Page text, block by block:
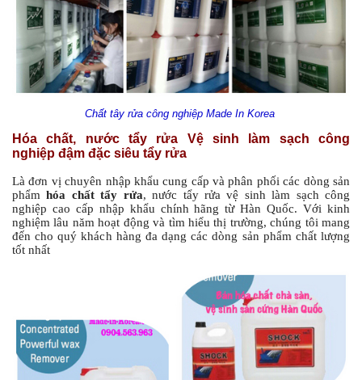
Chất tây rửa công nghiệp Made In Korea
Hóa chất, nước tẩy rửa Vệ sinh làm sạch công
nghiệp đậm đặc siêu tẩy rửa
Là đơn vị chuyên nhập khẩu cung cấp và phân phối các dòng sản
phẩmhóa chất tẩy rửa, nước tẩy rửa vệ sinh làm sạch công
nghiệp cao cấp nhập khẩu chính hãng từ Hàn Quốc. Với kinh
nghiệm lâu năm hoạt động và tìm hiểu thị trường, chúng tôi mang
đến cho quý khách hàng đa dạng các dòng sản phẩm chất lượng
tốt nhất